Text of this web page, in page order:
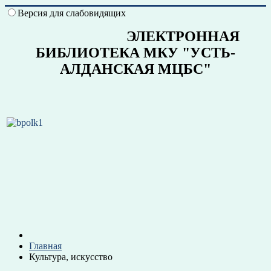
Версия для слабовидящих
ЭЛЕКТРОННАЯ
БИБЛИОТЕКА МКУ "УСТЬ-
АЛДАНСКАЯ МЦБС"
Главная
Культура, искусство